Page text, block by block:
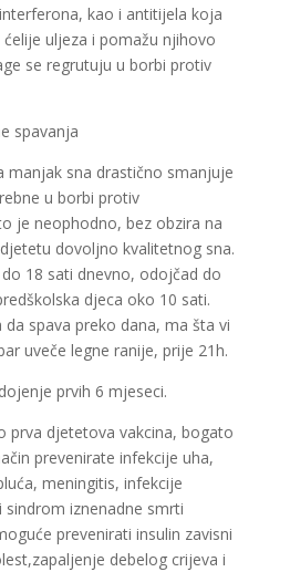
kao i antitijela koja
uljeza i pomažu njihovo
se regrutuju u borbi protiv
spavanja
manjak sna drastično smanjuje
u borbi protiv
je neophodno, bez obzira na
dovoljno kvalitetnog sna.
18 sati dnevno, odojčad do
djeca oko 10 sati.
spava preko dana, ma šta vi
uveče legne ranije, prije 21h.
prvih 6 mjeseci.
prva djetetova vakcina, bogato
prevenirate infekcije uha,
meningitis, infekcije
iznenadne smrti
prevenirati insulin zavisni
debelog crijeva i